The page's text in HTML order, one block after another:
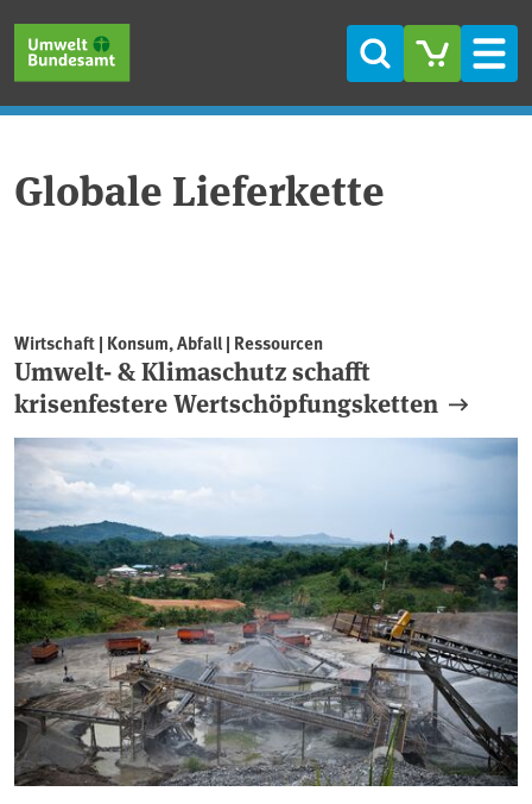
Suche
Globale Lieferkette
Wirtschaft | Konsum, Abfall | Ressourcen
Umwelt- & Klimaschutz schafft
krisenfestere Wertschöpfungsketten